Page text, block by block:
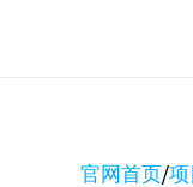
官网首页/